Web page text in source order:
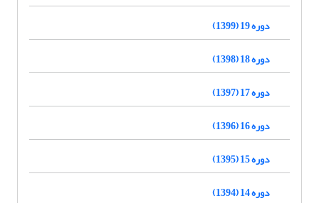
دوره 19 (1399)
دوره 18 (1398)
دوره 17 (1397)
دوره 16 (1396)
دوره 15 (1395)
دوره 14 (1394)